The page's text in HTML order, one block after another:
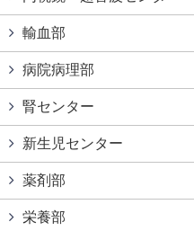
輸血部
病院病理部
腎センター
新生児センター
薬剤部
栄養部